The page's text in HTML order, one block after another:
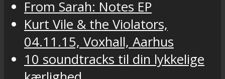
From Sarah: Notes EP
Kurt Vile & the Violators,
04.11.15, Voxhall, Aarhus
10 soundtracks til din lykkelige